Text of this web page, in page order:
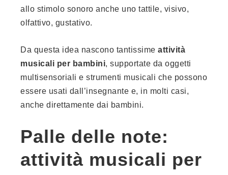
allo stimolo sonoro anche uno tattile, visivo,
olfattivo, gustativo.
Da questa idea nascono tantissime attività
musicali per bambini, supportate da oggetti
multisensoriali e strumenti musicali che possono
essere usati dall’insegnante e, in molti casi,
anche direttamente dai bambini.
Palle delle note:
attività musicali per